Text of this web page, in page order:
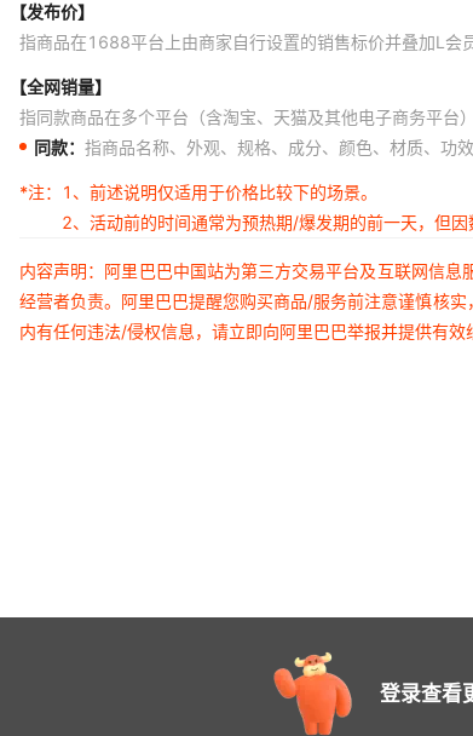
【发布价】
指商品在1688平台上由商家自行设置的销售标价并叠加L会
【全网销量】
指同款商品在多个平台（含淘宝、天猫及其他电子商务平台
同款： 指商品名称、外观、规格、成分、颜色、材质、功
*注：
1、前述说明仅适用于价格比较下的场景。
2、活动前的时间通常为预热期/爆发期的前一天，但
内容声明：阿里巴巴中国站为第三方交易平台及互联网信
经营者负责。阿里巴巴提醒您购买商品/服务前注意谨慎核
内有任何违法/侵权信息，请立即向阿里巴巴举报并提供有效
登录查看